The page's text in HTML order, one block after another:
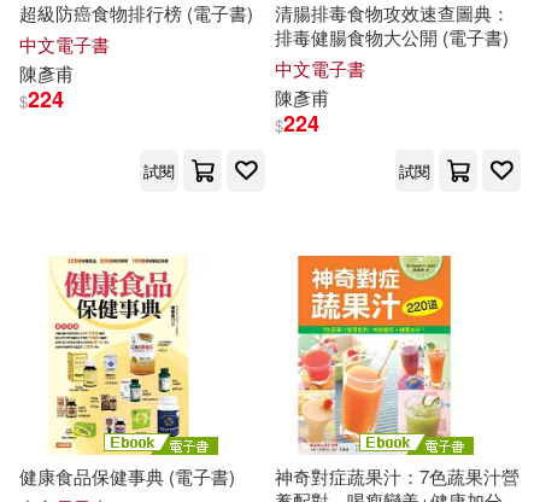
超級防癌食物排行榜 (電子書)
中文電子書
陳彥甫
$224
試閱
清腸排毒食物攻效速查圖典：
排毒健腸食物大公開 (電子書)
中文電子書
陳彥甫
$224
試閱
健康食品保健事典 (電子書)
神奇對症蔬果汁：7色蔬果汁營